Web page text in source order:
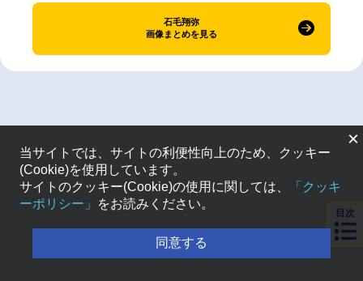
石毛翔弥
画像まとめを見る
目次
×
当サイトでは、サイトの利便性向上のため、クッキー
(Cookie)を使用しています。
サイトのクッキー(Cookie)の使用に関しては、
「クッキ
ーポリシー」
をお読みください。
同意する